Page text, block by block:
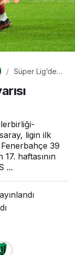
Süper Lig’de
yarısı
tamamlandı
ligin ilk
39
haftasının
...